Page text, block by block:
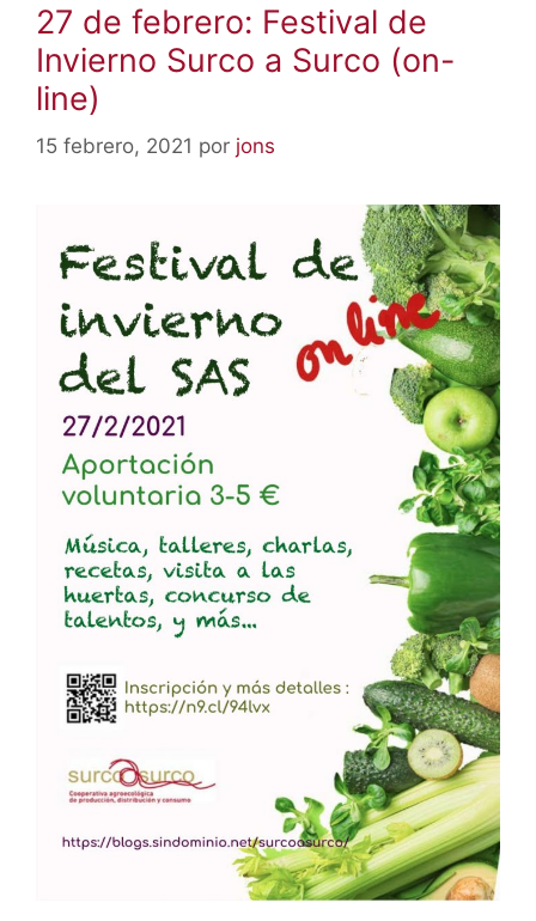
27 de febrero: Festival de
Invierno Surco a Surco (on-
line)
15 febrero, 2021 por jons